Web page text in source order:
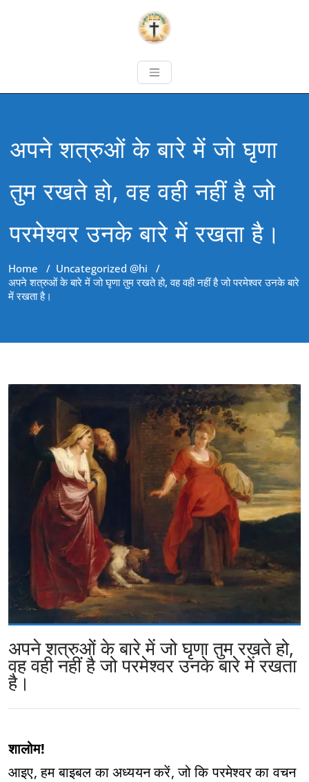
अपने शत्रुओं के बारे में जो घृणा
तुम रखते हो, वह वही नहीं है जो
परमेश्वर उनके बारे में रखता है।
Home / Uncategorized @hi /
अपने शत्रुओं के बारे में जो घृणा तुम रखते हो, वह वही नहीं है जो परमेश्वर उनके बारे
में रखता है।
अपने शत्रुओं के बारे में जो घृणा तुम रखते हो,
वह वही नहीं है जो परमेश्वर उनके बारे में रखता
है।
शालोम!
आइए, हम बाइबल का अध्ययन करें, जो कि परमेश्वर का वचन